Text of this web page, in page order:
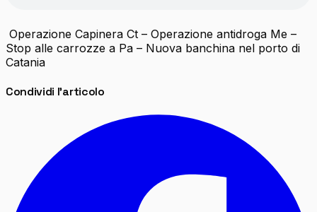
Operazione Capinera Ct – Operazione antidroga Me –
Stop alle carrozze a Pa – Nuova banchina nel porto di
Catania
Condividi l'articolo